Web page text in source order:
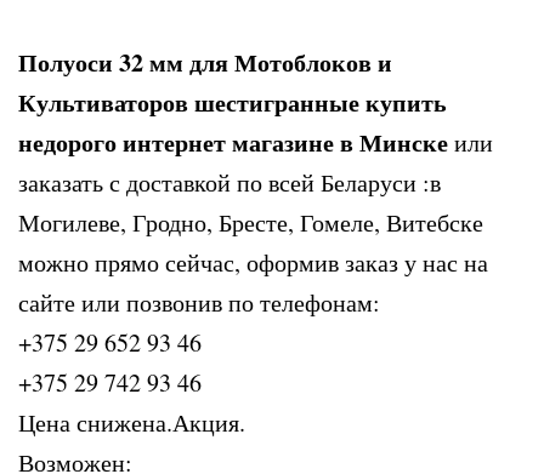
Полуоси 32 мм для Мотоблоков и
Культиваторов шестигранные купить
недорого интернет магазине в Минскеили
заказать с доставкой по всей Беларуси :в
Могилеве, Гродно, Бресте, Гомеле, Витебске
можно прямо сейчас, оформив заказ у нас на
сайте или позвонив по телефонам:
+375 29 652 93 46
+375 29 742 93 46
Цена снижена.Акция.
Возможен: